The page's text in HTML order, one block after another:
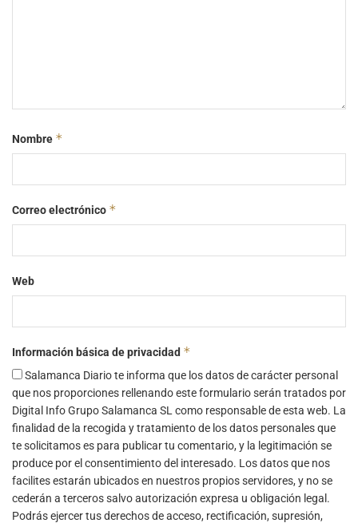
Nombre *
Correo electrónico *
Web
Información básica de privacidad *
Salamanca Diario te informa que los datos de carácter personal
que nos proporciones rellenando este formulario serán tratados por
Digital Info Grupo Salamanca SL como responsable de esta web. La
finalidad de la recogida y tratamiento de los datos personales que
te solicitamos es para publicar tu comentario, y la legitimación se
produce por el consentimiento del interesado. Los datos que nos
facilites estarán ubicados en nuestros propios servidores, y no se
cederán a terceros salvo autorización expresa u obligación legal.
Podrás ejercer tus derechos de acceso, rectificación, supresión,